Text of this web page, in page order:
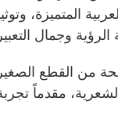
المتميزة،
وجمال
الشعرية، مقدماً